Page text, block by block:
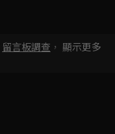
留言板調查 ， 顯示更多